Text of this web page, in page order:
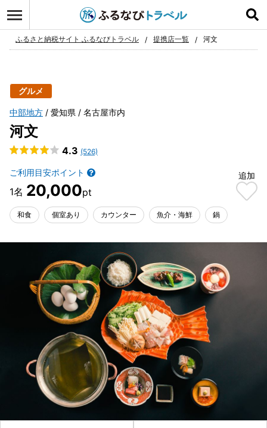
お気に入り
ふるさと納税サイト ふるなびトラベル 提携店一覧 河文
グルメ
中部地方 愛知県 名古屋市内
河文
4.3 (526)
ご利用目安ポイント
20,000
追加
和食 個室あり カウンター 魚介・海鮮 鍋